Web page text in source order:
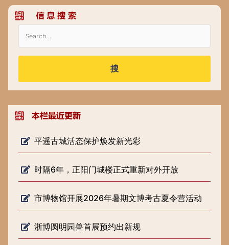
搜
平遥古城活态保护焕发新光彩
时隔6年，正阳门城楼正式重新对外开放
市博物馆开展2026年暑期文博考古夏令营活动
浙博圆明园兽首展预约出新规